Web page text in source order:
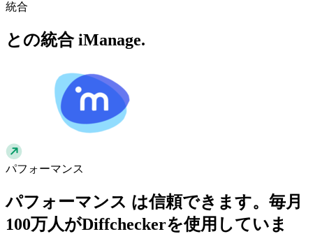
統合
との統合 iManage.
パフォーマンス
パフォーマンス は信頼できます。毎月
100万人がDiffcheckerを使用していま